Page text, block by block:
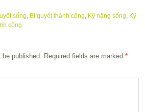
sống, Bí quyết thành công, Kỹ năng sống, Kỹ
công
be published. Required fields are marked *